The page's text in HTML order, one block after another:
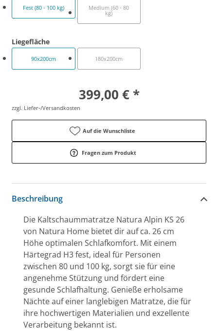
Fest (80 - 100 kg) Medium (60 - 80
kg)
Liegefläche
90x200cm 180x200cm
399,00 € *
zzgl. Liefer-/Versandkosten
Auf die Wunschliste
Fragen zum Produkt
Beschreibung
Die Kaltschaummatratze Natura Alpin KS 26
von Natura Home bietet dir auf ca. 26 cm
Höhe optimalen Schlafkomfort. Mit einem
Härtegrad H3 fest, ideal für Personen
zwischen 80 und 100 kg, sorgt sie für eine
angenehme Stützung und fördert eine
gesunde Schlafhaltung. Genieße erholsame
Nächte auf einer langlebigen Matratze, die für
ihre hochwertigen Materialien und exzellente
Verarbeitung bekannt ist.